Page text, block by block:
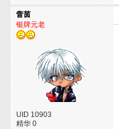
眚茵
银牌元老
UID 10903
精华 0